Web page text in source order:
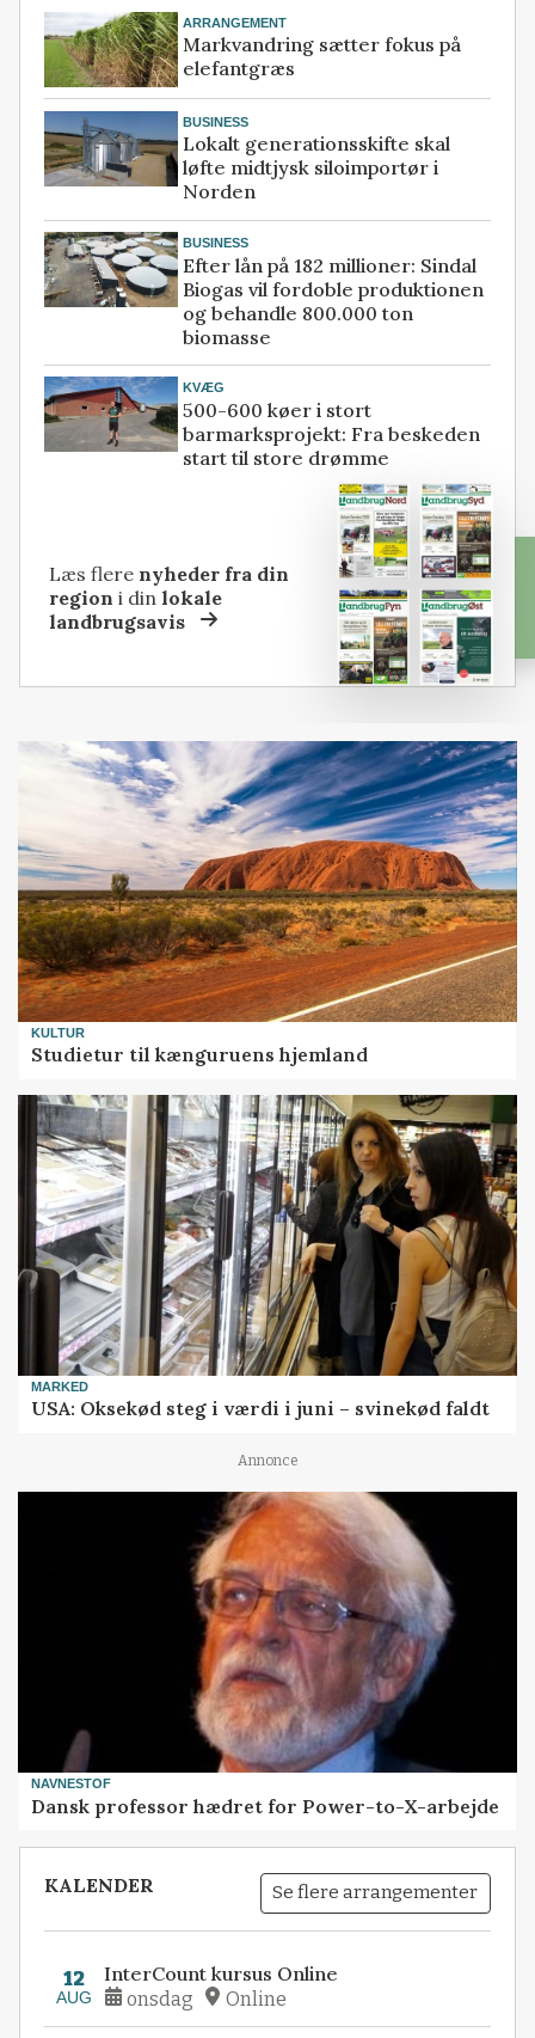
ARRANGEMENT
Markvandring sætter fokus på
elefantgræs
BUSINESS
Lokalt generationsskifte skal
løfte midtjysk siloimportør i
Norden
BUSINESS
Efter lån på 182 millioner: Sindal
Biogas vil fordoble produktionen
og behandle 800.000 ton
biomasse
KVÆG
500-600 køer i stort
barmarksprojekt: Fra beskeden
start til store drømme
Læs flere nyheder fra din
region i dinlokale
landbrugsavis
KULTUR
Studietur til kænguruens hjemland
MARKED
USA: Oksekød steg i værdi i juni – svinekød faldt
Annonce
NAVNESTOF
Dansk professor hædret for Power-to-X-arbejde
KALENDER Se flere arrangementer
12
AUG
InterCount kursus Online
onsdag Online